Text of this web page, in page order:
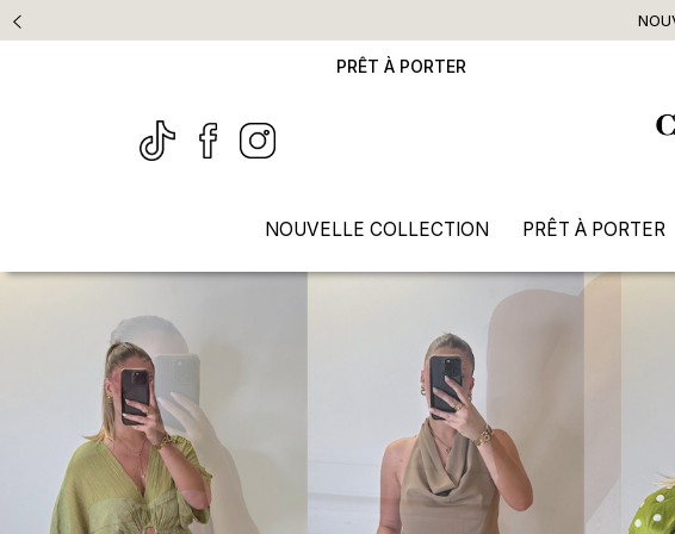
PRÊT À PORTER
NOUVELLE COLLECTION PRÊT À PORTER